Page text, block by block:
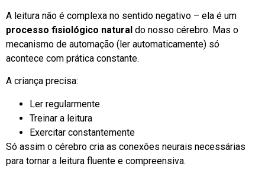
A leitura não é complexa no sentido negativo – ela é um
processo fisiológico natural do nosso cérebro. Mas o
mecanismo de automação (ler automaticamente) só
acontece com prática constante.
A criança precisa:
Ler regularmente
Treinar a leitura
Exercitar constantemente
Só assim o cérebro cria as conexões neurais necessárias
para tornar a leitura fluente e compreensiva.